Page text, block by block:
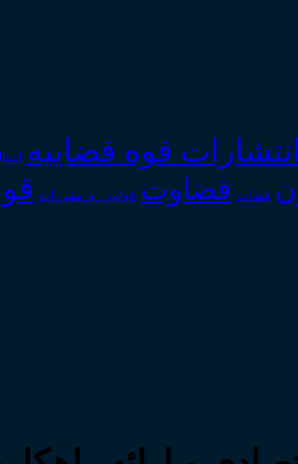
انتشارات قوه قضاییه
قضات قضاوت قوانین_و_مقررات